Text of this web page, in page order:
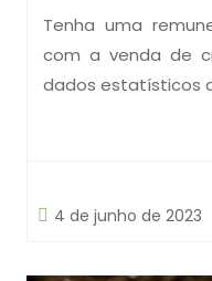
Tenha uma
com a venda de
dados estatísticos
4 de junho de 2023